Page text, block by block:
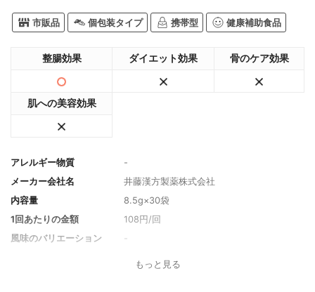
市販品 個包装タイプ 携帯型 健康補助食品
整腸効果 ダイエット効果 骨のケア効果
肌への美容効果
アレルギー物質
-
メーカー会社名
井藤漢方製薬株式会社
内容量
8.5g×30袋
1回あたりの金額
108円/回
風味のバリエーション
もっと見る